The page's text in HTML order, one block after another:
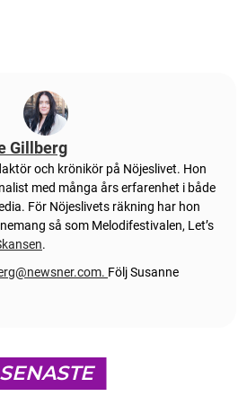
Gillberg
och krönikör på Nöjeslivet. Hon
med många års erfarenhet i både
För Nöjeslivets räkning har hon
så som Melodifestivalen, Let’s
.
. Följ Susanne
SENASTE